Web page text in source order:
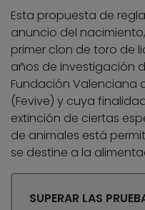
Esta propuesta de
anuncio del
primer clon de toro de
años de investigación
Fundación Valenciana
(Fevive) y cuya
extinción de ciertas
de animales está
se destine a la
SUPERAR LAS